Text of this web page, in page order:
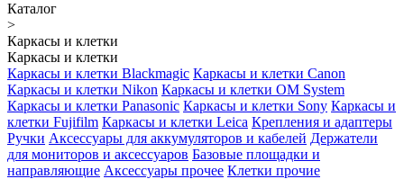
Каталог
>
Каркасы и клетки
Каркасы и клетки
Каркасы и клетки Blackmagic Каркасы и клетки Canon
Каркасы и клетки Nikon Каркасы и клетки OM System
Каркасы и клетки Panasonic Каркасы и клетки Sony Каркасы и
клетки Fujifilm Каркасы и клетки Leica Крепления и адаптеры
Ручки Аксессуары для аккумуляторов и кабелей Держатели
для мониторов и аксессуаров Базовые площадки и
направляющие Аксессуары прочее Клетки прочие